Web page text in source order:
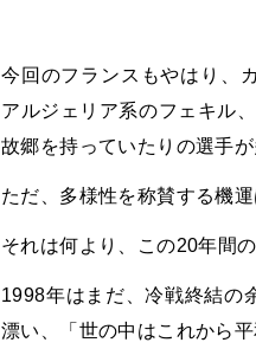
今回のフランスもやはり、
アルジェリア系のフェキル
故郷を持っていたりの選手が
ただ、多様性を称賛する機運
それは何より、この20年間
1998年はまだ、冷戦終結の
漂い、「世の中はこれから